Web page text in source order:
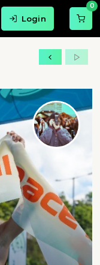
Login
0
MovePic